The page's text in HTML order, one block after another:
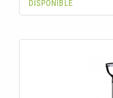
DISPONIBLE